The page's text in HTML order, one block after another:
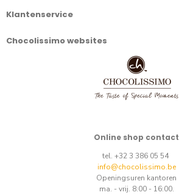
Klantenservice
Chocolissimo websites
Online shop contact
tel. +32 3 386 05 54
info@chocolissimo.be
Openingsuren kantoren
ma. - vrij. 8:00 - 16:00.